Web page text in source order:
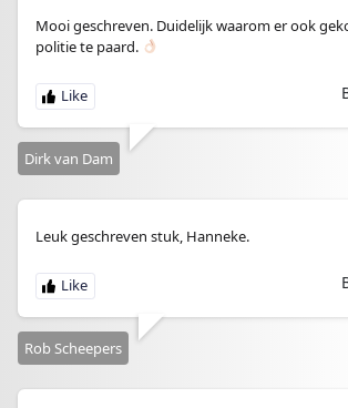
Mooi geschreven. Duidelijk waarom er ook
politie te paard.
Dirk van Dam
Leuk geschreven stuk, Hanneke.
Rob Scheepers